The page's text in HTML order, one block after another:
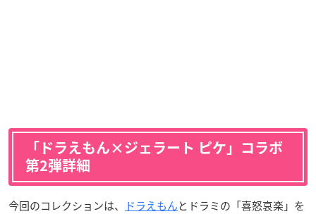
「ドラえもん×ジェラート ピケ」コラボ
第2弾詳細
今回のコレクションは、 ドラえもんとドラミの「喜怒哀楽」を